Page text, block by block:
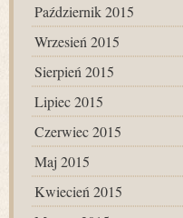
Październik 2015
Wrzesień 2015
Sierpień 2015
Lipiec 2015
Czerwiec 2015
Maj 2015
Kwiecień 2015